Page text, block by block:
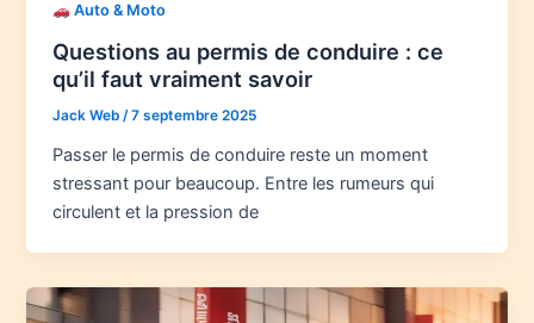
Auto & Moto
Questions au permis de conduire : ce
qu’il faut vraiment savoir
Jack Web/7 septembre 2025
Passer le permis de conduire reste un moment
stressant pour beaucoup. Entre les rumeurs qui
circulent et la pression de